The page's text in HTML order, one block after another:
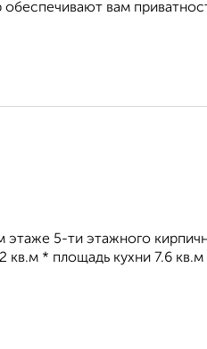
вам
5-ти этaжнoгo
* плoщaдь кухни 7.6 кв.м